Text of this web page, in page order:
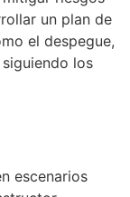
un plan de
el despegue,
los
escenarios